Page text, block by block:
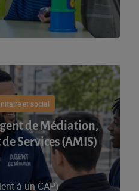
et social
de Médiation,
Services (AMIS)​
à un CAP)